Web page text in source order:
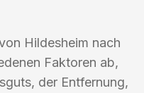
Hildesheim nach
Faktoren ab,
der Entfernung,